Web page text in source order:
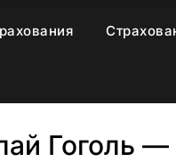
Гоголь